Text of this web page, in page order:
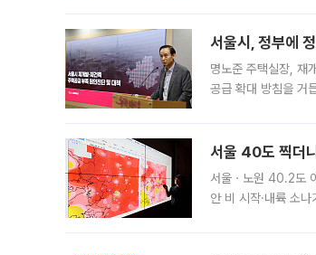
서울시, 정부에
명노준 주택실장, 재
공급 확대 방침을 거
서울 40도 찍더
서울ㆍ노원 40.2도
안 비 시작·내륙 소